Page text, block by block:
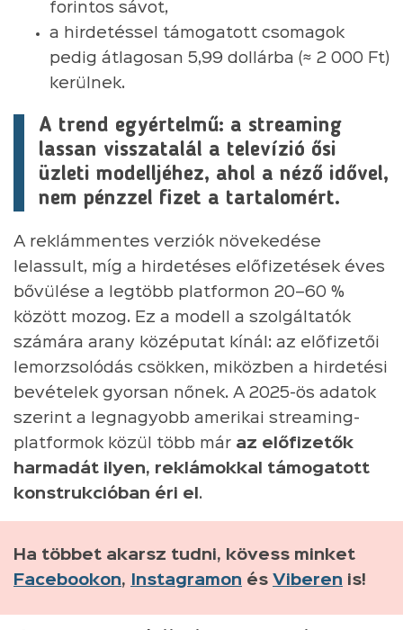
forintos sávot,
a hirdetéssel támogatott csomagok
pedig átlagosan 5,99 dollárba (≈ 2 000 Ft)
kerülnek.
A trend egyértelmű: a streaming
lassan visszatalál a televízió ősi
üzleti modelljéhez, ahol a néző idővel,
nem pénzzel fizet a tartalomért.
A reklámmentes verziók növekedése
lelassult, míg a hirdetéses előfizetések éves
bővülése a legtöbb platformon 20–60 %
között mozog. Ez a modell a szolgáltatók
számára arany középutat kínál: az előfizetői
lemorzsolódás csökken, miközben a hirdetési
bevételek gyorsan nőnek. A 2025-ös adatok
szerint a legnagyobb amerikai streaming-
platformok közül több már az előfizetők
harmadát ilyen, reklámokkal támogatott
konstrukcióban éri el .
Ha többet akarsz tudni, kövess minket
Facebookon, Instagramon és Viberen is!